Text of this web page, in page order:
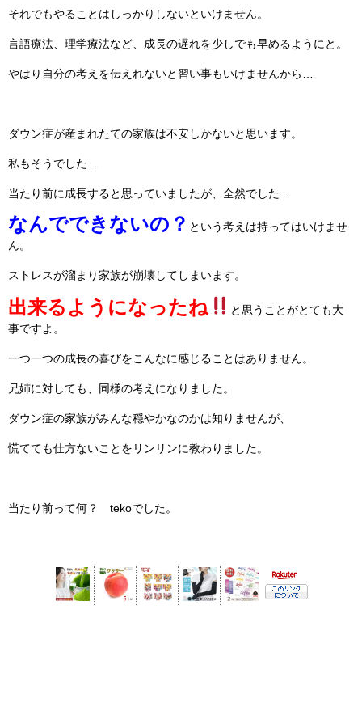
それでもやることはしっかりしないといけません。
言語療法、理学療法など、成長の遅れを少しでも早めるようにと。
やはり自分の考えを伝えれないと習い事もいけませんから…
ダウン症が産まれたての家族は不安しかないと思います。
私もそうでした…
当たり前に成長すると思っていましたが、全然でした…
なんでできないの？ という考えは持ってはいけませ
ん。
ストレスが溜まり家族が崩壊してしまいます。
出来るようになったね
と思うことがとても大
事ですよ。
一つ一つの成長の喜びをこんなに感じることはありません。
兄姉に対しても、同様の考えになりました。
ダウン症の家族がみんな穏やかなのかは知りませんが、
慌てても仕方ないことをリンリンに教わりました。
当たり前って何？ tekoでした。